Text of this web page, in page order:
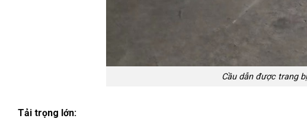
Cầu dẫn được trang
Tải trọng lớn: